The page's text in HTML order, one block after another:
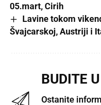
05.mart, Cirih
Lavine tokom
Švajcarskoj, Austriji i
BUDITE
Ostanite